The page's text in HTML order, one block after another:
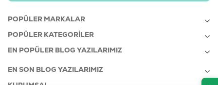
POPÜLER MARKALAR
POPÜLER KATEGORILER
EN POPÜLER BLOG YAZILARIMIZ
EN SON BLOG YAZILARIMIZ